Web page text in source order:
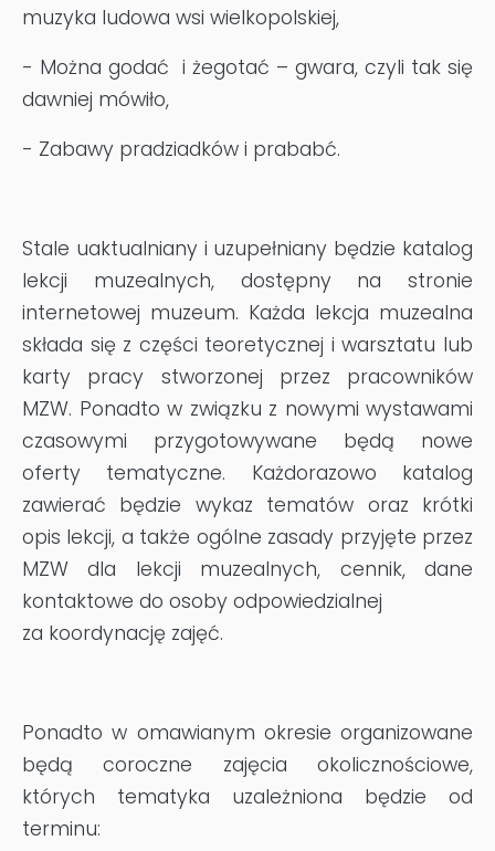
muzyka ludowa wsi wielkopolskiej,
- Można godać i żegotać – gwara, czyli tak się
dawniej mówiło,
- Zabawy pradziadków i prababć.
Stale uaktualniany i uzupełniany będzie katalog
lekcji muzealnych, dostępny na stronie
internetowej muzeum. Każda lekcja muzealna
składa się z części teoretycznej i warsztatu lub
karty pracy stworzonej przez pracowników
MZW. Ponadto w związku z nowymi wystawami
czasowymi przygotowywane będą nowe
oferty tematyczne. Każdorazowo katalog
zawierać będzie wykaz tematów oraz krótki
opis lekcji, a także ogólne zasady przyjęte przez
MZW dla lekcji muzealnych, cennik, dane
kontaktowe do osoby odpowiedzialnej
za koordynację zajęć.
Ponadto w omawianym okresie organizowane
będą coroczne zajęcia okolicznościowe,
których tematyka uzależniona będzie od
terminu: